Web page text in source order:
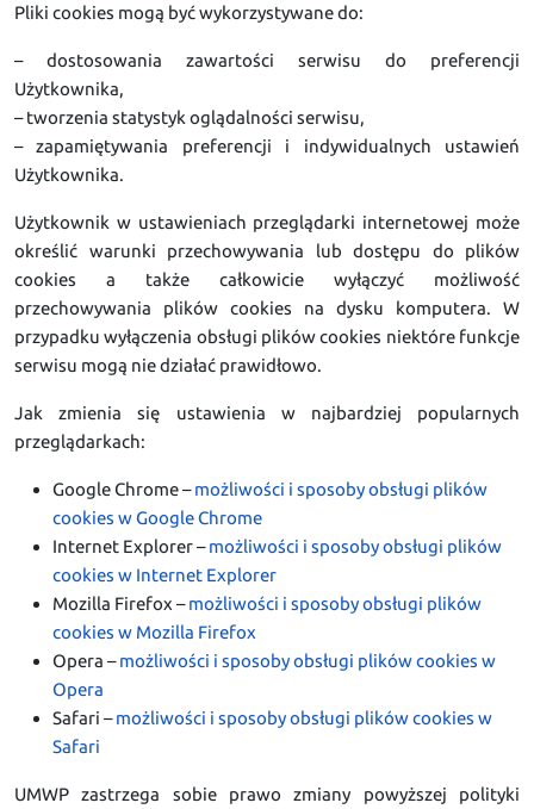
Pliki cookies mogą być wykorzystywane do:
– dostosowania zawartości serwisu do preferencji
Użytkownika,
– tworzenia statystyk oglądalności serwisu,
– zapamiętywania preferencji i indywidualnych ustawień
Użytkownika.
Użytkownik w ustawieniach przeglądarki internetowej może
określić warunki przechowywania lub dostępu do plików
cookies a także całkowicie wyłączyć możliwość
przechowywania plików cookies na dysku komputera. W
przypadku wyłączenia obsługi plików cookies niektóre funkcje
serwisu mogą nie działać prawidłowo.
Jak zmienia się ustawienia w najbardziej popularnych
przeglądarkach:
Google Chrome –możliwości i sposoby obsługi plików
cookies w Google Chrome
Internet Explorer –możliwości i sposoby obsługi plików
cookies w Internet Explorer
Mozilla Firefox –możliwości i sposoby obsługi plików
cookies w Mozilla Firefox
Opera –możliwości i sposoby obsługi plików cookies w
Opera
Safari –możliwości i sposoby obsługi plików cookies w
Safari
UMWP zastrzega sobie prawo zmiany powyższej polityki